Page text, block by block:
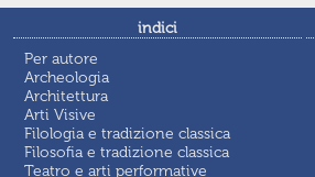
indici
Per autore
Archeologia
Architettura
Arti Visive
Filologia e tradizione classica
Filosofia e tradizione classica
Teatro e arti performative